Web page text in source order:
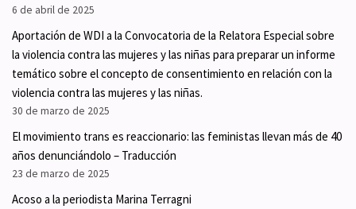
6 de abril de 2025
Aportación de WDI a la Convocatoria de la Relatora Especial sobre
la violencia contra las mujeres y las niñas para preparar un informe
temático sobre el concepto de consentimiento en relación con la
violencia contra las mujeres y las niñas.
30 de marzo de 2025
El movimiento trans es reaccionario: las feministas llevan más de 40
años denunciándolo – Traducción
23 de marzo de 2025
Acoso a la periodista Marina Terragni